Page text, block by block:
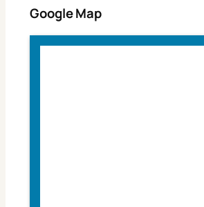
Google Map